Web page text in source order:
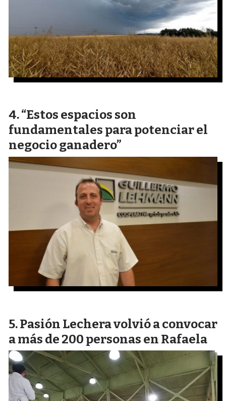
“Estos espacios son
fundamentales para potenciar el
negocio ganadero”
Pasión Lechera volvió a convocar
a más de 200 personas en Rafaela